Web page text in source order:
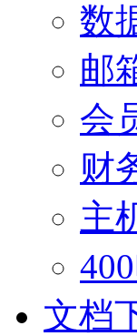
数
邮
会
财
主
文档